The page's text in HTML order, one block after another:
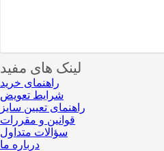
لینک های مفید
راهنمای خرید
شرایط تعویض
راهنمای تعیین سایز
قوانین و مقررات
سؤالات متداول
درباره ما